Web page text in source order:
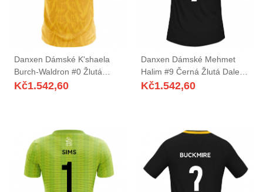
Danxen Dámské K'shaela
Burch-Waldron #0 Žlutá
Hnědá Domů Hráčské Dresy
Kč1.542,60
Danxen Dámské Mehmet
Halim #9 Černá Žlutá Daleko
Hráčské Dresy 2025/26 Dres
Kč1.542,60